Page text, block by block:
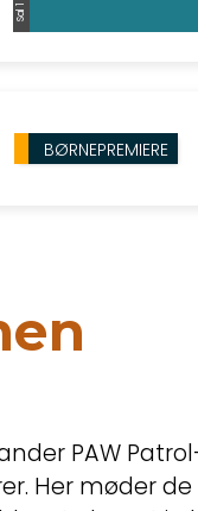
Sal 1
BØRNEPREMIERE
PAW
Her møder de